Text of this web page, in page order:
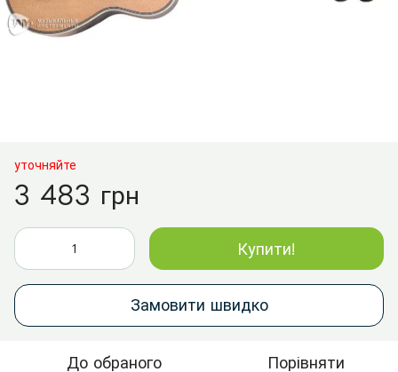
уточняйте
3 483 грн
Купити!
Замовити швидко
До обраного Порівняти